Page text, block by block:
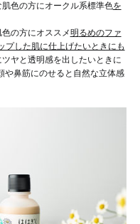
色の方にオークル系標準色を
の方にオススメ明 るめのファ
プした肌に仕上げたいときにも
ツヤと透明感を出したいときに
や鼻筋にのせると自然な立体感